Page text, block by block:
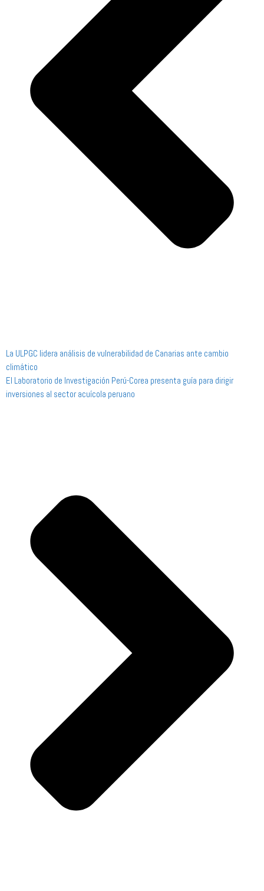
La ULPGC lidera análisis de vulnerabilidad de Canarias ante cambio
climático
El Laboratorio de Investigación Perú-Corea presenta guía para dirigir
inversiones al sector acuícola peruano